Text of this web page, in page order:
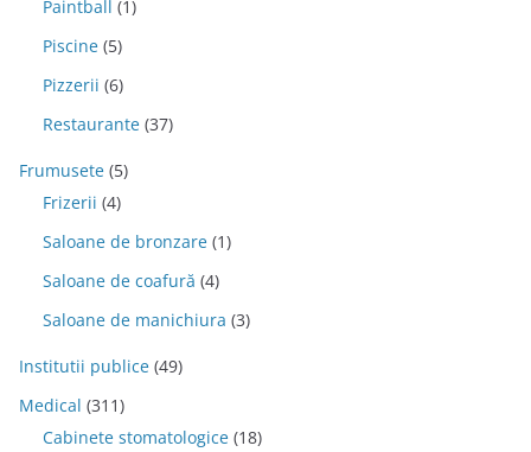
Paintball (1)
Piscine (5)
Pizzerii (6)
Restaurante (37)
Frumusete (5)
Frizerii (4)
Saloane de bronzare (1)
Saloane de coafură (4)
Saloane de manichiura (3)
Institutii publice (49)
Medical (311)
Cabinete stomatologice (18)